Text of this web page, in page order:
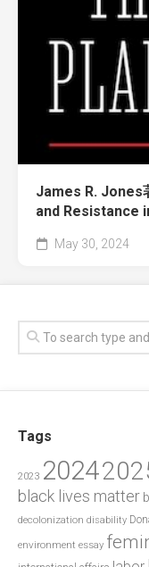
James R. Jones
and Resistance
May 30, 2024
Tags
2023 2024
black lives matter
decolonization disability
environment essay